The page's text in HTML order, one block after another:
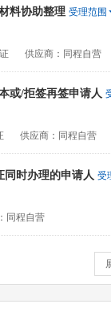
料协助整理 受理范围
供应商：同程自营
或/拒签再签申请人
供应商：同程自营
同时办理的申请人 受
同程自营